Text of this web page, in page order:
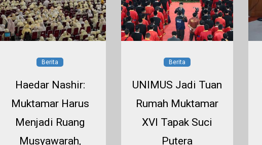
Berita
Haedar Nashir:
Muktamar Harus
Menjadi Ruang
Musyawarah,
Berita
UNIMUS Jadi Tuan
Rumah Muktamar
XVI Tapak Suci
Putera